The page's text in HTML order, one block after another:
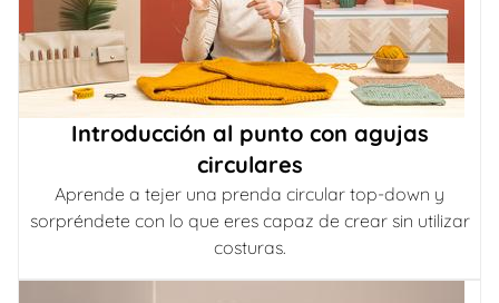
Introducción al punto con agujas
circulares
Aprende a tejer una prenda circular top-down y
sorpréndete con lo que eres capaz de crear sin utilizar
costuras.